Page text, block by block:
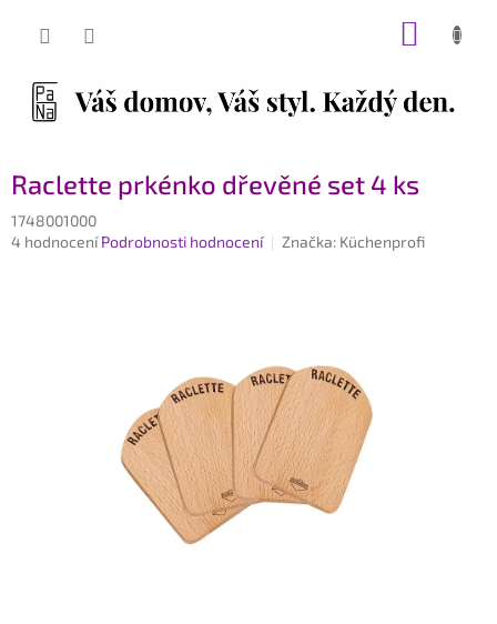
Raclette prkénko dřevěné set 4 ks
1748001000
Průměrné
4 hodnocení Podrobnosti hodnocení Značka: Küchenprofi